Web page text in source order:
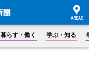
暮らす・働く 学ぶ・知る